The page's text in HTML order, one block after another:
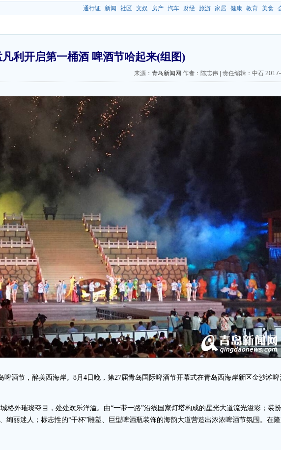
通行证 新闻 社区 文娱 房产 汽车 财经 旅游 家居 健康 教育 美食
凡利开启第一桶酒 啤酒节哈起来(组图)
来源： 青岛新闻网 作者：陈志伟 责任编辑：中石
酒节，醉美西海岸。8月4日晚，第27届青岛国际啤酒节开幕式在青岛西海岸新区金沙滩
外璀璨夺目，处处欢乐洋溢。由“一带一路”沿线国家灯塔构成的星光大道流光溢彩；装
绚丽迷人；标志性的“干杯”雕塑、巨型啤酒瓶装饰的海韵大道营造出浓浓啤酒节氛围。在